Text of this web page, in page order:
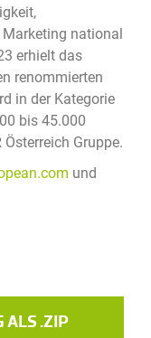
national
erhielt das
renommierten
in der Kategorie
bis 45.000
Österreich Gruppe.
und
ALS .ZIP